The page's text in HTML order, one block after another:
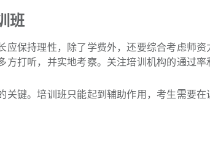
班
应保持理性，除了学费外，还要综合考虑师
方打听，并实地考察。关注培训机构的通过
关键。培训班只能起到辅助作用，考生需要